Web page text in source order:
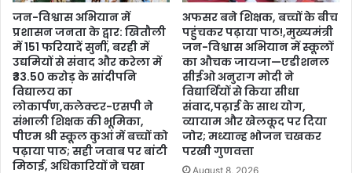
जन-विश्वास अभियान में
प्रशासन जनता के द्वार: खितौली
में 151 फरियादें सुनीं, बरही में
उद्यमियों से संवाद और करेला में
₹33.50 करोड़ के सांदीपनि
विद्यालय का
लोकार्पण,कलेक्टर-एसपी ने
संभाली शिक्षक की भूमिका,
पीएम श्री स्कूल कुआं में बच्चों को
पढ़ाया पाठ; सही जवाब पर बांटी
मिठाई, अधिकारियों ने चखा
अफसर बने शिक्षक, बच्चों के बीच
पहुंचकर पढ़ाया पाठ!,मुख्यमंत्री
जन-विश्वास अभियान में स्कूलों
का औचक जायजा—एडीशनल
सीईओ अनुराग मोदी ने
विद्यार्थियों से किया सीधा
संवाद,पढ़ाई के साथ योग,
व्यायाम और खेलकूद पर दिया
जोर; मध्यान्ह भोजन चखकर
परखी गुणवत्ता
August 8, 2026